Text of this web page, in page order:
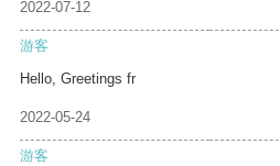
2022-07-12
游客
Hello, Greetings fr
2022-05-24
游客